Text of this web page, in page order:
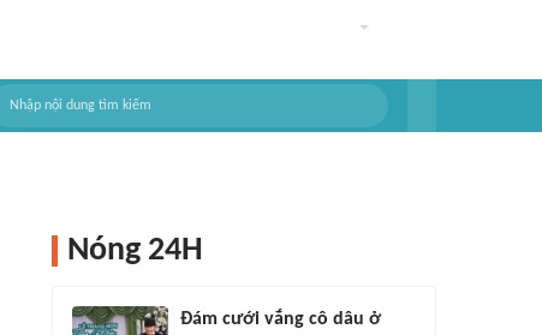
Nóng 24H
Đám cưới vắng cô dâu ở